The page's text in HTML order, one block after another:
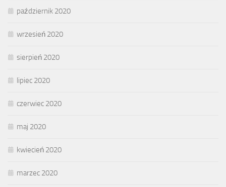
październik 2020
wrzesień 2020
sierpień 2020
lipiec 2020
czerwiec 2020
maj 2020
kwiecień 2020
marzec 2020